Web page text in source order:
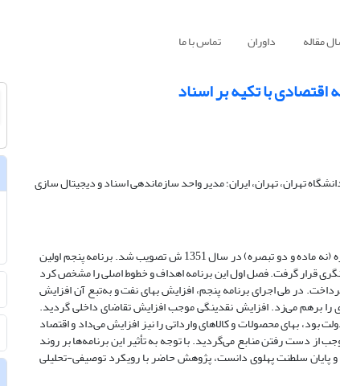
مقاله داوران تماس با ما
با تکیه بر اسناد
تهران، تهران، ایران؛ مدیر واحد سازماندهی اسناد و دیجیتال سازی
آخرین برنامه مصوب پهلوی دوم، برنامه عمرانی پنجم بود که با کمترین مواد و تبصره (نه ماده و دو تبصره) در سال 1351 ش تصویب شد. برنامه پنجم اولین
قرار گرفت. فصل اول این برنامه اهداف و خطوط اصلی را مشخص کرد
در طی اجرای برنامه پنجم، افزایش بهای نفت و به‌تبع آن افزایش
را برهم می‌زد. افزایش نقدینگی موجب افزایش تقاضای داخلی گردید.
بود، بهای محصولات و کالاهای وارداتی را نیز افزایش می‌داد و اقتصاد
از دست رفتن منابع می‌گردید. با توجه به تأثیر این برنامه‌ها بر روند
و پایان سلطنت پهلوی دانست، پژوهش حاضر با رویکرد توصیفی-تحلیلی